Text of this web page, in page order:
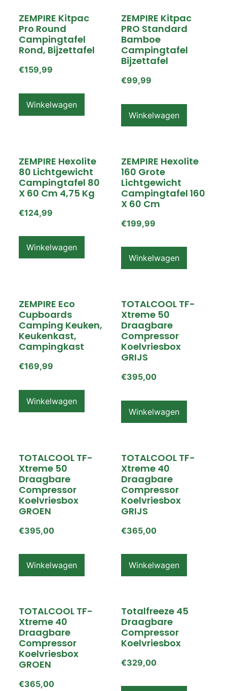
ZEMPIRE Kitpac
Pro Round
Campingtafel
Rond, Bijzettafel
€159,99
Winkelwagen
ZEMPIRE Kitpac
PRO Standard
Bamboe
Campingtafel
Bijzettafel
€99,99
Winkelwagen
ZEMPIRE Hexolite
80 Lichtgewicht
Campingtafel 80
X 60 Cm 4,75 Kg
€124,99
Winkelwagen
ZEMPIRE Hexolite
160 Grote
Lichtgewicht
Campingtafel 160
X 60 Cm
€199,99
Winkelwagen
ZEMPIRE Eco
Cupboards
Camping Keuken,
Keukenkast,
Campingkast
€169,99
Winkelwagen
TOTALCOOL TF-
Xtreme 50
Draagbare
Compressor
Koelvriesbox
GRIJS
€395,00
Winkelwagen
TOTALCOOL TF-
Xtreme 50
Draagbare
Compressor
Koelvriesbox
GROEN
€395,00
Winkelwagen
TOTALCOOL TF-
Xtreme 40
Draagbare
Compressor
Koelvriesbox
GRIJS
€365,00
Winkelwagen
TOTALCOOL TF-
Xtreme 40
Draagbare
Compressor
Koelvriesbox
GROEN
€365,00
Totalfreeze 45
Draagbare
Compressor
Koelvriesbox
€329,00